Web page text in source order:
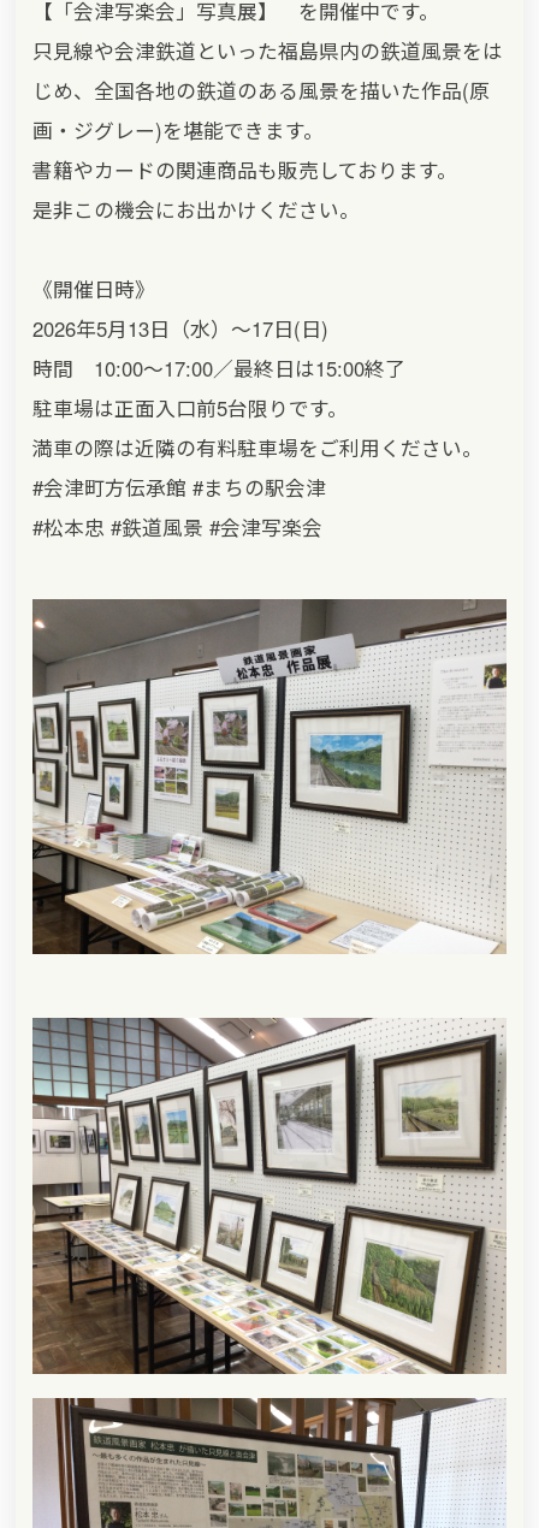
【「会津写楽会」写真展】 を開催中です。
只見線や会津鉄道といった福島県内の鉄道風景をは
じめ、全国各地の鉄道のある風景を描いた作品(原
画・ジグレー)を堪能できます。
書籍やカードの関連商品も販売しております。
是非この機会にお出かけください。
《開催日時》
2026年5月13日（水）〜17日(日)
時間 10:00〜17:00／最終日は15:00終了
駐車場は正面入口前5台限りです。
満車の際は近隣の有料駐車場をご利用ください。
#会津町方伝承館 #まちの駅会津
#松本忠 #鉄道風景 #会津写楽会